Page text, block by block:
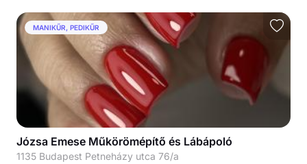
MANIKŰR, PEDIKŰR
Józsa Emese Műkörömépítő és Lábápoló
1135 Budapest Petneházy utca 76/a